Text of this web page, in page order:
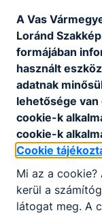
másoknak,
logisztika. A
szakemberek
változatos
azok számára
felsőfokú
Remek
képesség,
A Vas
Loránd
formájában
használt
adatnak
lehetősége
cookie-k
cookie-k
Cookie
Mi az a
kerül a
látogat meg. A